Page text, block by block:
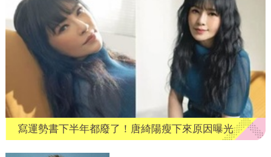
寫運勢書下半年都廢了！唐綺陽瘦下來原因曝光